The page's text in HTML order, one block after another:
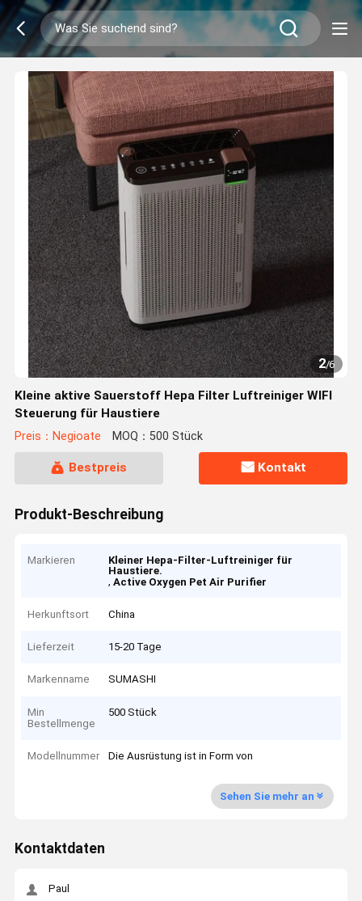
2/6
Kleine aktive Sauerstoff Hepa Filter Luftreiniger WIFI
Steuerung für Haustiere
Preis：Negioate MOQ：500 Stück
Bestpreis Kontakt
Produkt-Beschreibung
Markieren
Kleiner Hepa-Filter-Luftreiniger für
Haustiere.
,Active Oxygen Pet Air Purifier
Herkunftsort China
Lieferzeit 15-20 Tage
Markenname SUMASHI
Min
Bestellmenge
500 Stück
Modellnummer Die Ausrüstung ist in Form von
Sehen Sie mehr an
Kontaktdaten
Paul